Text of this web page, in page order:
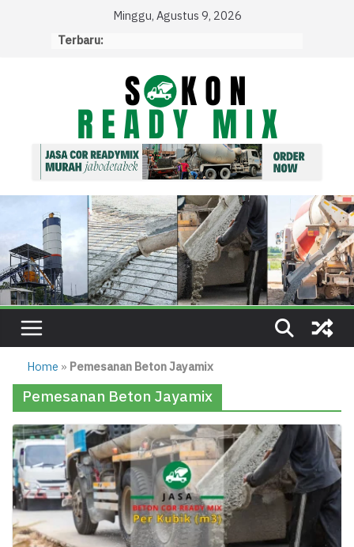
Minggu, Agustus 9, 2026
Terbaru:
Home » Pemesanan Beton Jayamix
Pemesanan Beton Jayamix